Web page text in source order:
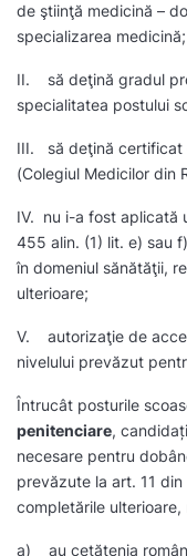
de ştiinţă medicină –
specializarea medicină;
II. să deţină gradul
specialitatea postului
III. să deţină certificat
(Colegiul Medicilor din
IV. nu i-a fost aplicată
455 alin. (1) lit. e) sau
în domeniul sănătăţii,
ulterioare;
V. autorizaţie de
nivelului prevăzut
Întrucât posturile
penitenciare,
necesare pentru
prevăzute la art. 11
completările ulterioare,
a) au cetăţenia